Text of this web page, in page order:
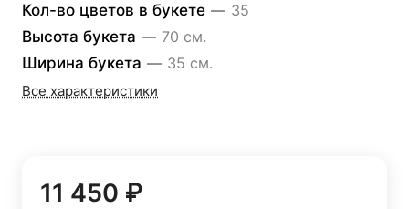
Кол-во цветов в букете — 35
Высота букета — 70 см.
Ширина букета — 35 см.
Все характеристики
11 450 ₽